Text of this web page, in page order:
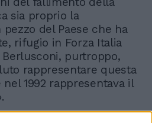
sia proprio la
del Paese che ha
rifugio in Forza Italia
purtroppo,
rappresentare questa
1992 rappresentava il